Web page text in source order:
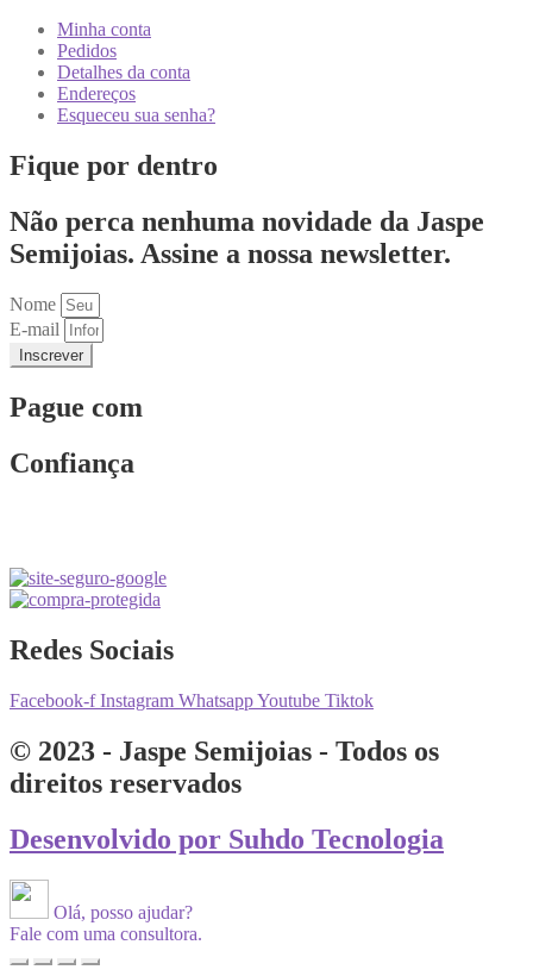
Minha conta
Pedidos
Detalhes da conta
Endereços
Esqueceu sua senha?
Fique por dentro
Não perca nenhuma novidade da Jaspe
Semijoias. Assine a nossa newsletter.
Nome
E-mail
Inscrever
Pague com
Confiança
Redes Sociais
Facebook-f Instagram WhatsappYoutube Tiktok
© 2023 - Jaspe Semijoias - Todos os
direitos reservados
Desenvolvido por Suhdo Tecnologia
Olá, posso ajudar?
Fale com uma consultora.